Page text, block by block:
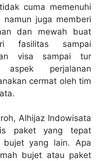
cuma memenuhi
namun juga memberi
dan mewah buat
fasilitas sampai
visa sampai tur
aspek perjalanan
cermat oleh tim
Alhijaz Indowisata
paket yang tepat
bujet yang lain. Apa
bujet atau paket